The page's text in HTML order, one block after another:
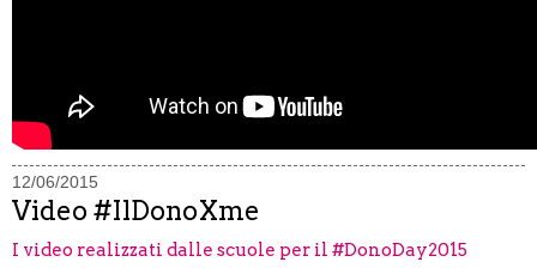
12/06/2015
Video #IlDonoXme
I video realizzati dalle scuole per il #DonoDay2015